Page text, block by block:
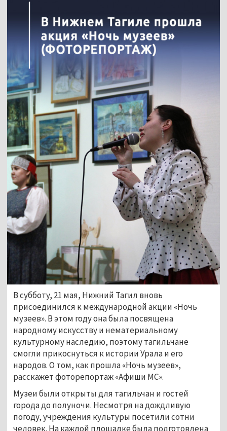
В субботу, 21 мая, Нижний Тагил вновь
присоединился к международной акции «Ночь
музеев». В этом году она была посвящена
народному искусству и нематериальному
культурному наследию, поэтому тагильчане
смогли прикоснуться к истории Урала и его
народов. О том, как прошла «Ночь музеев»,
расскажет фоторепортаж «Афиши МС».
Музеи были открыты для тагильчан и гостей
города до полуночи. Несмотря на дождливую
погоду, учреждения культуры посетили сотни
человек. На каждой площадке была подготовлена